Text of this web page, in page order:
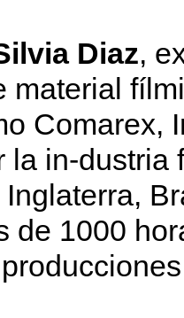
Diaz,
material
Comarex,
la in-
de 1000